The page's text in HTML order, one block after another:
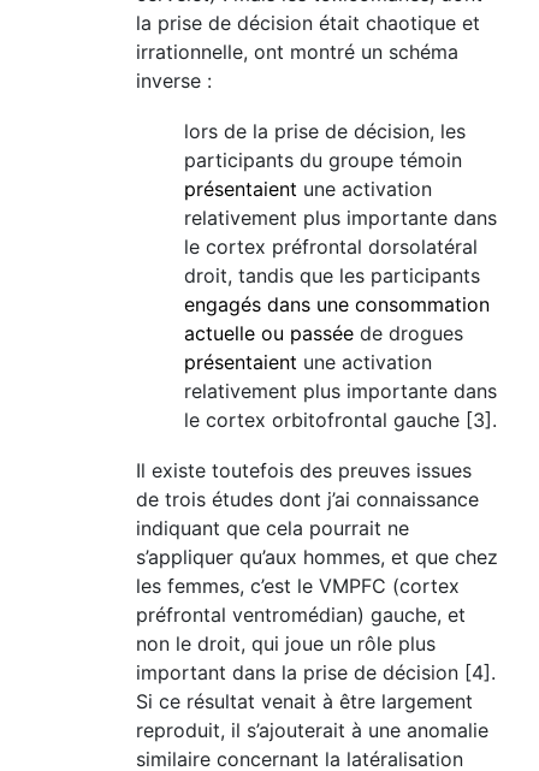
la prise de décision était chaotique et
irrationnelle, ont montré un schéma
inverse :
lors de la prise de décision, les
participants du groupe témoin
présentaient une activation
relativement plus importante dans
le cortex préfrontal dorsolatéral
droit, tandis que les participants
engagés dans une consommation
actuelle ou passée de drogues
présentaient une activation
relativement plus importante dans
le cortex orbitofrontal gauche [3].
Il existe toutefois des preuves issues
de trois études dont j’ai connaissance
indiquant que cela pourrait ne
s’appliquer qu’aux hommes, et que chez
les femmes, c’est le VMPFC (cortex
préfrontal ventromédian) gauche, et
non le droit, qui joue un rôle plus
important dans la prise de décision [4].
Si ce résultat venait à être largement
reproduit, il s’ajouterait à une anomalie
similaire concernant la latéralisation